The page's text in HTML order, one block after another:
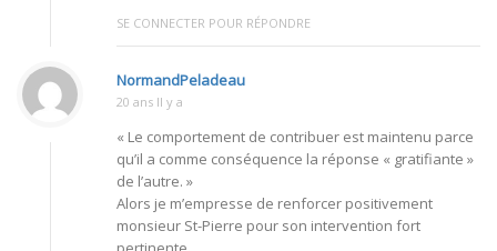
SE CONNECTER POUR RÉPONDRE
NormandPeladeau
20 ans Il y a
« Le comportement de contribuer est maintenu parce
qu’il a comme conséquence la réponse « gratifiante »
de l’autre. »
Alors je m’empresse de renforcer positivement
monsieur St-Pierre pour son intervention fort